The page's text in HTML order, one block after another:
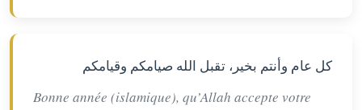
كل عام وأنتم بخير، تقبل الله صيامكم وقيامكم
Bonne année (islamique), qu’Allah accepte votre